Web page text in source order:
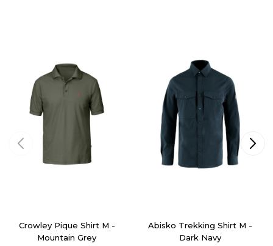
Crowley Pique Shirt M -
Mountain Grey
Abisko Trekking Shirt M -
Dark Navy